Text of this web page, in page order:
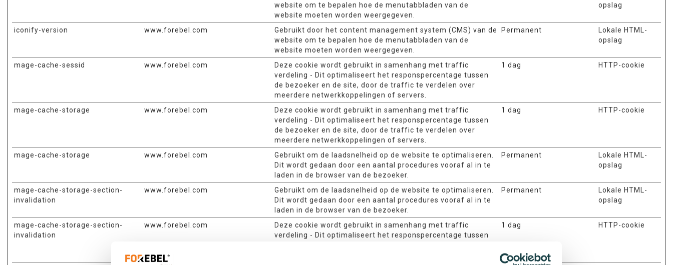
website om te bepalen hoe de menutabbladen van de
website moeten worden weergegeven.
opslag
iconify-version www.forebel.com
Gebruikt door het content management system (CMS) van de
website om te bepalen hoe de menutabbladen van de
website moeten worden weergegeven.
Permanent
Lokale HTML-
opslag
mage-cache-sessid www.forebel.com
Deze cookie wordt gebruikt in samenhang met traffic
verdeling - Dit optimaliseert het responspercentage tussen
de bezoeker en de site, door de traffic te verdelen over
meerdere netwerkkoppelingen of servers.
1 dag HTTP-cookie
mage-cache-storage www.forebel.com
Deze cookie wordt gebruikt in samenhang met traffic
verdeling - Dit optimaliseert het responspercentage tussen
de bezoeker en de site, door de traffic te verdelen over
meerdere netwerkkoppelingen of servers.
1 dag HTTP-cookie
mage-cache-storage www.forebel.com
Gebruikt om de laadsnelheid op de website te optimaliseren.
Dit wordt gedaan door een aantal procedures vooraf al in te
laden in de browser van de bezoeker.
Permanent
Lokale HTML-
opslag
mage-cache-storage-section-
invalidation
www.forebel.com
Gebruikt om de laadsnelheid op de website te optimaliseren.
Dit wordt gedaan door een aantal procedures vooraf al in te
laden in de browser van de bezoeker.
Permanent
Lokale HTML-
opslag
mage-cache-storage-section-
invalidation
www.forebel.com
Deze cookie wordt gebruikt in samenhang met traffic
verdeling - Dit optimaliseert het responspercentage tussen
1 dag HTTP-cookie